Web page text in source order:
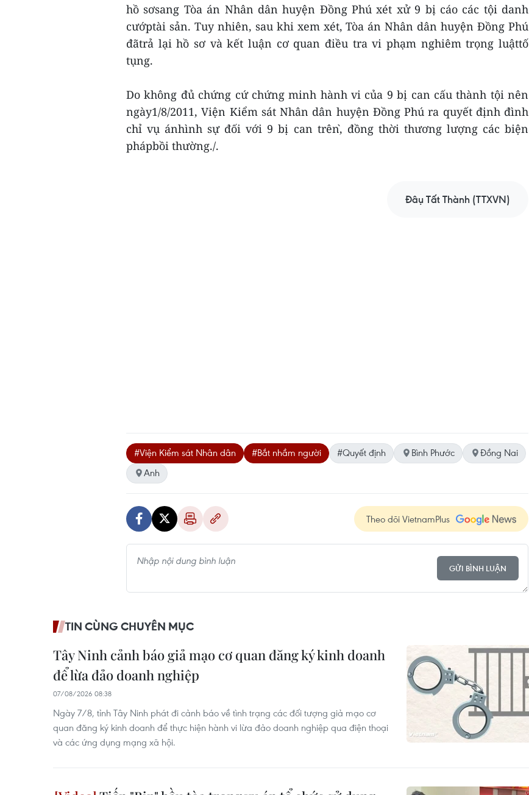
hồ sơsang Tòa án Nhân dân huyện Đồng Phú xét xử 9 bị cáo các tội danh
cướptài sản. Tuy nhiên, sau khi xem xét, Tòa án Nhân dân huyện Đồng Phú
đãtrả lại hồ sơ và kết luận cơ quan điều tra vi phạm nghiêm trọng luậttố
tụng.
Do không đủ chứng cứ chứng minh hành vi của 9 bị can cấu thành tội nên
ngày1/8/2011, Viện Kiểm sát Nhân dân huyện Đồng Phú ra quyết định đình
chỉ vụ ánhình sự đối với 9 bị can trên,̀ đồng thời thương lượng các biện
phápbồi thường./.
Đậu Tất Thành (TTXVN)
#Viện Kiểm sát Nhân dân #Bắt nhầm người #Quyết định Bình Phước
Đồng Nai
Anh
Theo dõi VietnamPlus
GỬI BÌNH LUẬN
TIN CÙNG CHUYÊN MỤC
Tây Ninh cảnh báo giả mạo cơ quan đăng ký kinh doanh
để lừa đảo doanh nghiệp
07/08/2026 08:38
Ngày 7/8, tỉnh Tây Ninh phát đi cảnh báo về tình trạng các đối tượng giả mạo cơ
quan đăng ký kinh doanh để thực hiện hành vi lừa đảo doanh nghiệp qua điện thoại
và các ứng dụng mạng xã hội.